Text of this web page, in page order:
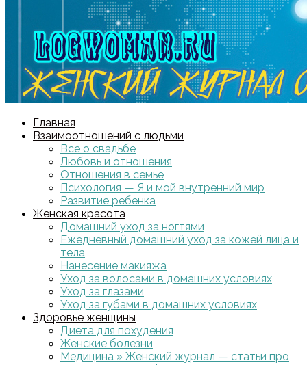
Главная
Взаимоотношений с людьми
Все о свадьбе
Любовь и отношения
Отношения в семье
Психология — Я и мой внутренний мир
Развитие ребенка
Женская красота
Домашний уход за ногтями
Ежедневный домашний уход за кожей лица и
тела
Нанесение макияжа
Уход за волосами в домашних условиях
Уход за глазами
Уход за губами в домашних условиях
Здоровье женщины
Диета для похудения
Женские болезни
Медицина » Женский журнал — статьи про